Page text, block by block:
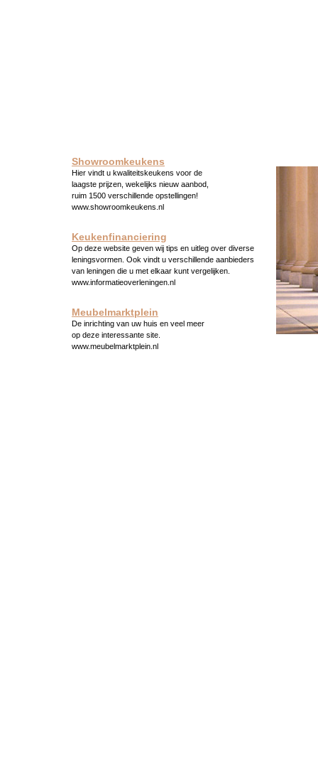
Showroomkeukens
Hier vindt u kwaliteitskeukens voor de
laagste prijzen, wekelijks nieuw aanbod,
ruim 1500 verschillende opstellingen!
www.showroomkeukens.nl
Keukenfinanciering
Op deze website geven wij tips en uitleg over diverse
leningsvormen. Ook vindt u verschillende aanbieders
van leningen die u met elkaar kunt vergelijken.
www.informatieoverleningen.nl
Meubelmarktplein
De inrichting van uw huis en veel meer
op deze interessante site.
www.meubelmarktplein.nl